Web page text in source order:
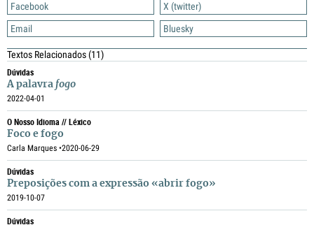
Facebook
X (twitter)
Email
Bluesky
Textos Relacionados(11)
Dúvidas
A palavra fogo
2022-04-01
O Nosso Idioma // Léxico
Foco e fogo
Carla Marques •2020-06-29
Dúvidas
Preposições com a expressão «abrir fogo»
2019-10-07
Dúvidas